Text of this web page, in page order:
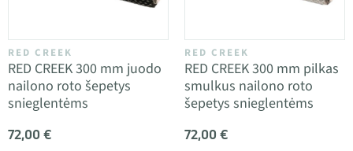
RED CREEK
RED CREEK 300 mm juodo
nailono roto šepetys
snieglentėms
72,00 €
RED CREEK
RED CREEK 300 mm pilkas
smulkus nailono roto
šepetys snieglentėms
72,00 €